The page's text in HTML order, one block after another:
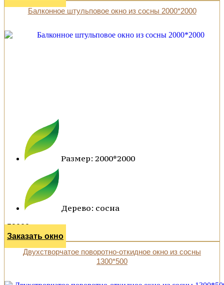
Балконное штульповое окно из сосны 2000*2000
Размер: 2000*2000
Дерево: сосна
59000 р.
Заказать окно
Двухстворчатое поворотно-откидное окно из сосны
1300*500